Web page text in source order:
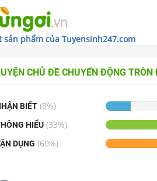
sản phẩm của Tuyensinh247.com
CHỦ ĐỀ CHUYỂN ĐỘNG TRÒN
BIẾT (8%)
HIỂU (33%)
DỤNG (60%)